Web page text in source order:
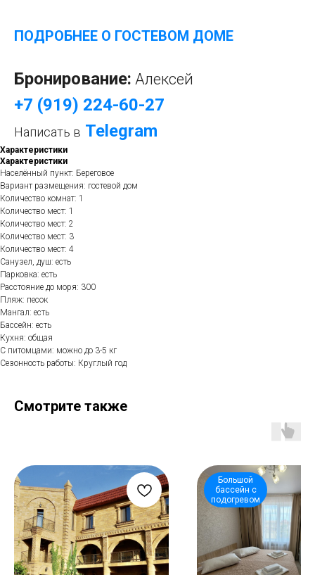
ПОДРОБНЕЕ О ГОСТЕВОМ ДОМЕ
Бронирование: Алексей
+7 (919) 224-60-27
Написать в Telegram
Характеристики
Характеристики
Населённый пункт: Береговое
Вариант размещения: гостевой дом
Количество комнат: 1
Количество мест: 1
Количество мест: 2
Количество мест: 3
Количество мест: 4
Санузел, душ: есть
Парковка: есть
Расстояние до моря: 300
Пляж: песок
Мангал: есть
Бассейн: есть
Кухня: общая
С питомцами: можно до 3-5 кг
Сезонность работы: Круглый год
Смотрите также
Большой
бассейн с
подогревом